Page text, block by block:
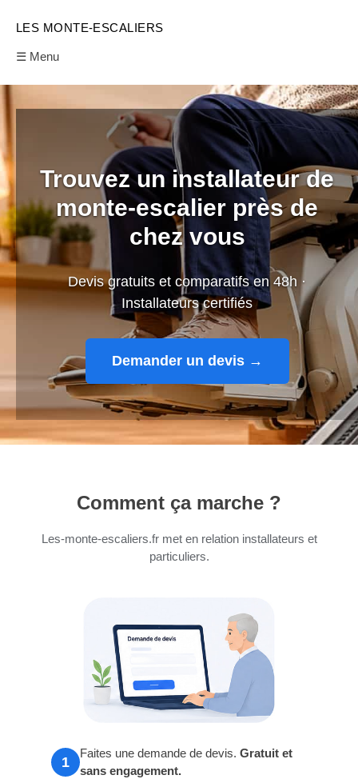
LES MONTE-ESCALIERS
☰ Menu
Trouvez un installateur de
monte-escalier près de
chez vous
Devis gratuits et comparatifs en 48h ·
Installateurs certifiés
Demander un devis →
Comment ça marche ?
Les-monte-escaliers.fr met en relation installateurs et
particuliers.
1
Faites une demande de devis. Gratuit et
sans engagement.